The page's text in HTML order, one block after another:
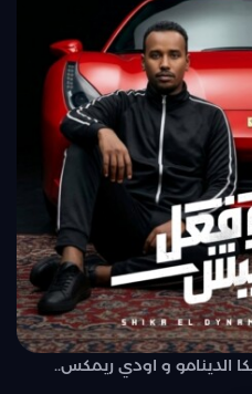
الدينامو و اودي ريمكس..